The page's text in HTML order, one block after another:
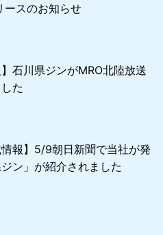
ースのお知らせ
】石川県ジンがMRO北陸放送
た
情報】5/9朝日新聞で当社が発
ン」が紹介されました